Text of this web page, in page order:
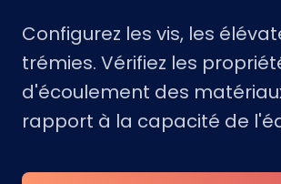
Configurez les vis, les
trémies. Vérifiez les
d'écoulement des
rapport à la capacité de